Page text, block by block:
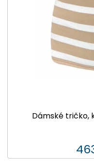
Dámské tričko,